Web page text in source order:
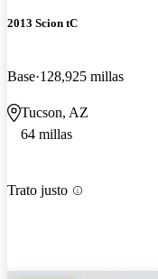
2013 Scion tC
Base 128,925 millas
Tucson, AZ
64 millas
Trato justo